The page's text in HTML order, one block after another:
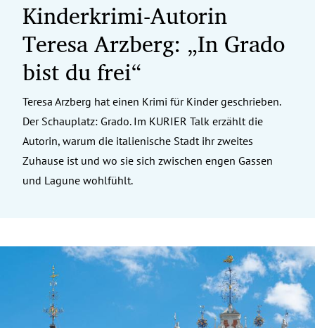
Untermenü
Untermenü
Untermenü
Untermenü
Untermenü
Kinderkrimi-Autorin
Teresa Arzberg: „In Grado
bist du frei“
Teresa Arzberg hat einen Krimi für Kinder geschrieben.
Der Schauplatz: Grado. Im KURIER Talk erzählt die
Autorin, warum die italienische Stadt ihr zweites
Zuhause ist und wo sie sich zwischen engen Gassen
und Lagune wohlfühlt.